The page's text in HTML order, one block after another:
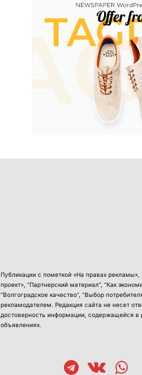
Публикации с пометкой «На правах рекламы»,
проект», “Партнерский материал”, “Как
“Волгоградское качество”, “Выбор
рекламодателем. Редакция сайта не несет
достоверность информации, содержащейся в
объявлениях.